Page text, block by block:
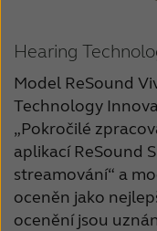
Hearing
Model ReSound
Technology
„Pokročilé
aplikací ReSound
streamování“ a
oceněn jako
ocenění jsou